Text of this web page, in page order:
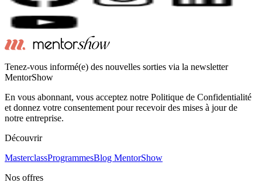
Tenez-vous informé(e) des nouvelles sorties via la newsletter
MentorShow
En vous abonnant, vous acceptez notre Politique de Confidentialité
et donnez votre consentement pour recevoir des mises à jour de
notre entreprise.
Découvrir
MasterclassProgrammesBlog MentorShow
Nos offres